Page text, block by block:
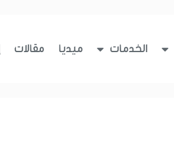
الخدمات ميديا مقالات